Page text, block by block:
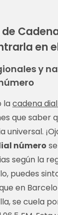
en
y
lacadena
que saber
universal.
número
según la
puedes
en
se cuela